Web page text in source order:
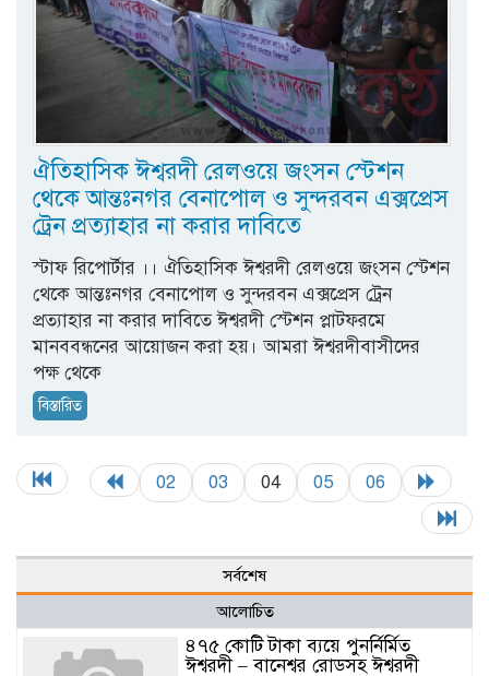
ঐতিহাসিক ঈশ্বরদী রেলওয়ে জংসন স্টেশন
থেকে আন্তঃনগর বেনাপোল ও সুন্দরবন এক্সপ্রেস
ট্রেন প্রত্যাহার না করার দাবিতে
স্টাফ রিপোর্টার ।। ঐতিহাসিক ঈশ্বরদী রেলওয়ে জংসন স্টেশন
থেকে আন্তঃনগর বেনাপোল ও সুন্দরবন এক্সপ্রেস ট্রেন
প্রত্যাহার না করার দাবিতে ঈশ্বরদী স্টেশন প্লাটফরমে
মানববন্ধনের আয়োজন করা হয়। আমরা ঈশ্বরদীবাসীদের
পক্ষ থেকে
বিস্তারিত
02 03 04 05 06
সর্বশেষ
আলোচিত
৪৭৫ কোটি টাকা ব্যয়ে পুনর্নির্মিত
ঈশ্বরদী – বানেশ্বর রোডসহ ঈশ্বরদী